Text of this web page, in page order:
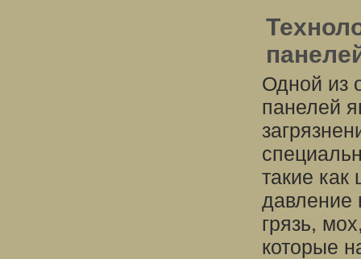
Одной из
панелей
такие
давление
грязь,
которые